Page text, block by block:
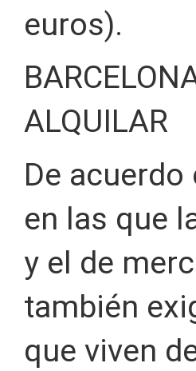
euros).
ALQUILAR
De
en las que
y el de
también
que viven